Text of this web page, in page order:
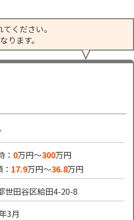
ください。
ります。
： 0万円～300万円
17.9万円～36.8万円
世田谷区給田4-20-8
3月